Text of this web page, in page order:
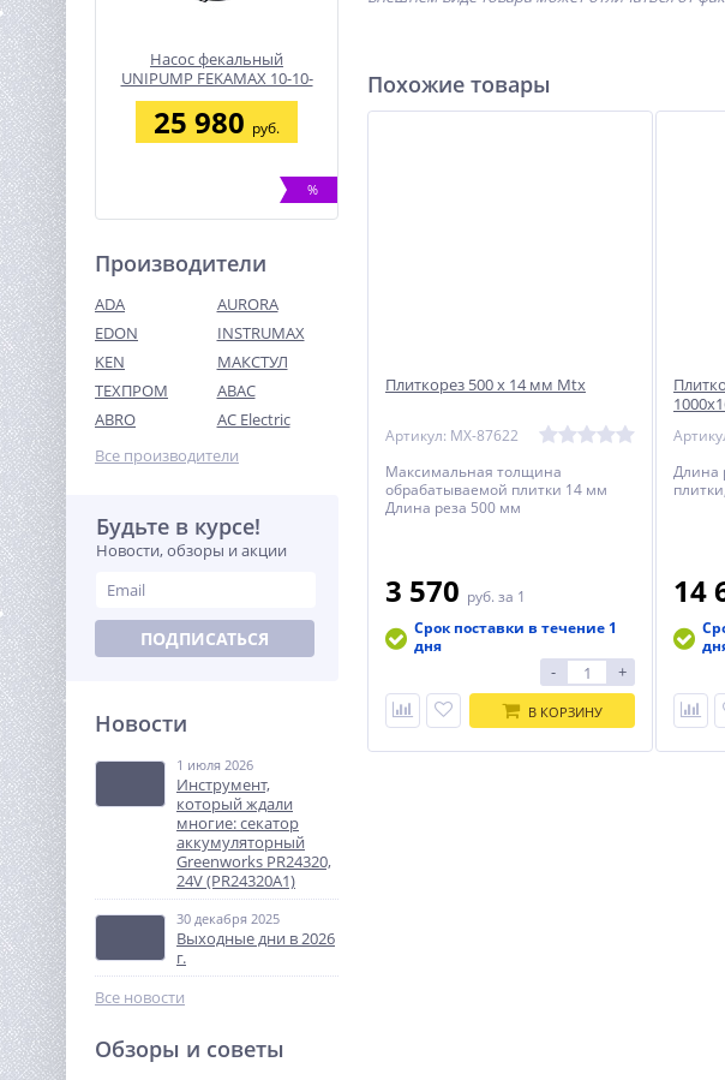
Насос фекальный
UNIPUMP FEKAMAX 10-10-
0,75
25 980 руб.
%
Дрель-шуруповерт акк.
Greenworks GD24DD90, 24V,
б/щет,
45/90Нм,1x4Ач,ЗУ,кор
(3707507CUB)
13 990
Виброплита TOR C-90L(R)
68 086руб.
%
Триммер аккумуляторный
Производители
ADA
AURORA
EDON
INSTRUMAX
KEN
МАКСТУЛ
ТЕХПРОМ
ABAC
ABRO
AC Electric
Все производители
Будьте в курсе!
Новости, обзоры и акции
ПОДПИСАТЬСЯ
Новости
1 июля 2026
Инструмент,
который ждали
многие: секатор
аккумуляторный
Greenworks PR24320,
24V (PR24320A1)
30 декабря 2025
Выходные дни в 2026
г.
Все новости
Обзоры и советы
Похожие товары
Плиткорез 500 х 14 мм Mtx
Артикул: MX-87622
Максимальная толщина
обрабатываемой плитки 14 мм
Длина реза 500 мм
3 570 руб. за 1
Срок поставки в течение 1
дня
- +
В КОРЗИНУ
Длина
14